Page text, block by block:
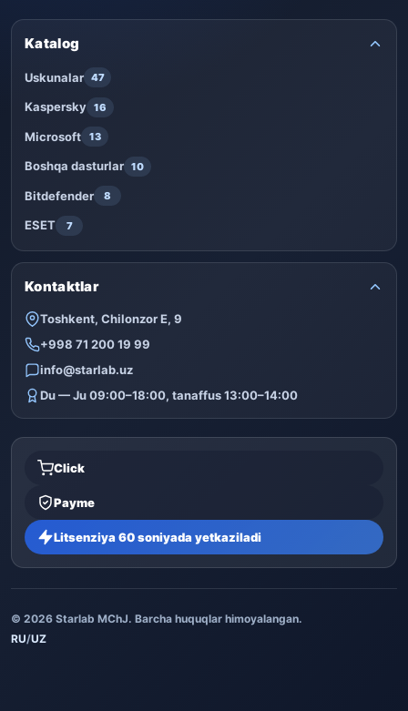
Katalog
Uskunalar 47
Kaspersky 16
Microsoft 13
Boshqa dasturlar 10
Bitdefender 8
ESET 7
Kontaktlar
Toshkent, Chilonzor E, 9
+998 71 200 19 99
info@starlab.uz
Du — Ju 09:00–18:00, tanaffus 13:00–14:00
Click
Payme
Litsenziya 60 soniyada yetkaziladi
© 2026 Starlab MChJ. Barcha huquqlar himoyalangan.
RU/UZ